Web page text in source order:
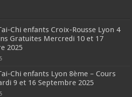
Chi enfants Croix-Rousse Lyon 4
Gratuites Mercredi 10 et 17
2025
Chi enfants Lyon 8ème – Cours
9 et 16 Septembre 2025